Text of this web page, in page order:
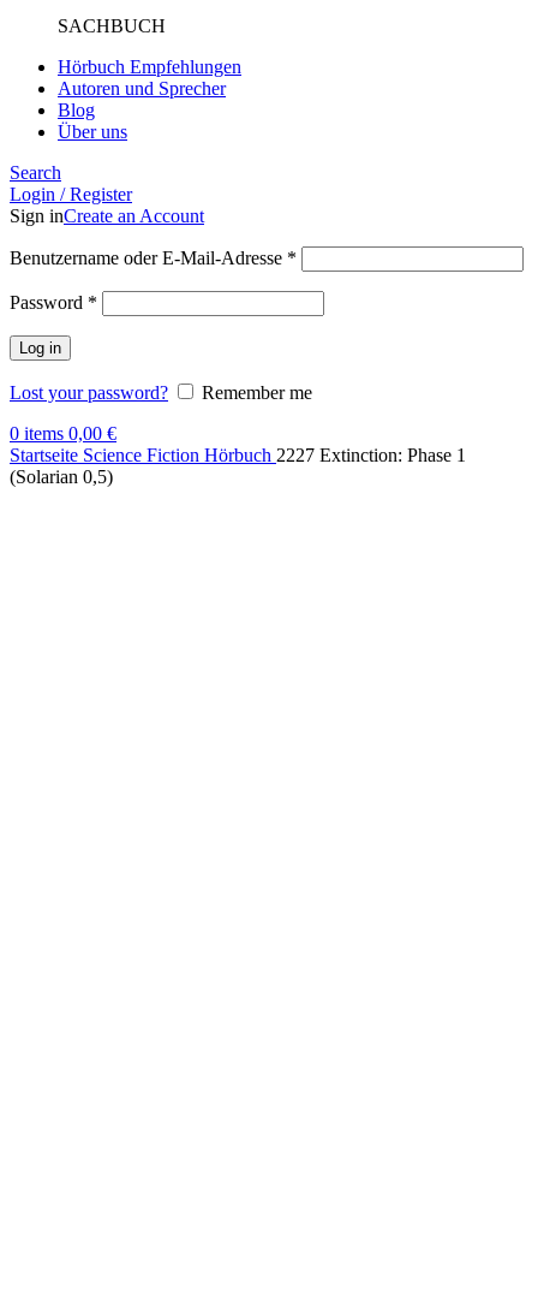
SACHBUCH
Hörbuch Empfehlungen
Autoren und Sprecher
Blog
Über uns
Search
Login / Register
Sign inCreate an Account
Benutzername oder E-Mail-Adresse *
Password *
Log in
Lost your password?
Remember me
0 items 0,00 €
Startseite Science Fiction Hörbuch 2227 Extinction: Phase 1
(Solarian 0,5)